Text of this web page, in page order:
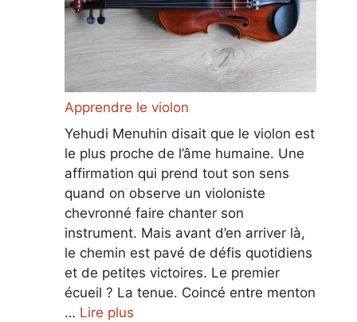
Apprendre le violon
Yehudi Menuhin disait que le violon est
le plus proche de l’âme humaine. Une
affirmation qui prend tout son sens
quand on observe un violoniste
chevronné faire chanter son
instrument. Mais avant d’en arriver là,
le chemin est pavé de défis quotidiens
et de petites victoires. Le premier
écueil ? La tenue. Coincé entre menton
… Lire plus